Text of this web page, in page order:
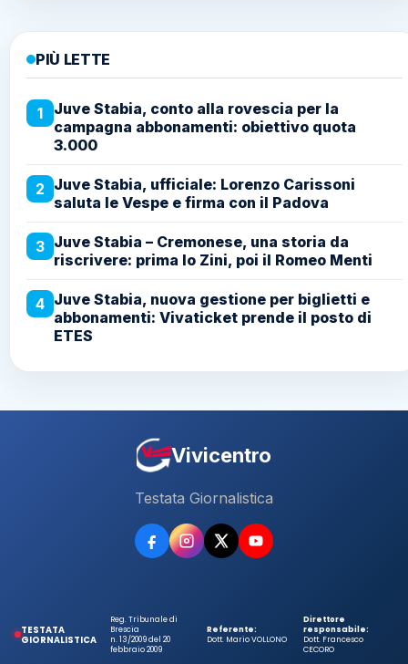
PIÙ LETTE
1
Juve Stabia, conto alla rovescia per la
campagna abbonamenti: obiettivo quota
3.000
2 Juve Stabia, ufficiale: Lorenzo Carissoni
saluta le Vespe e firma con il Padova
3 Juve Stabia – Cremonese, una storia da
riscrivere: prima lo Zini, poi il Romeo Menti
4 Juve Stabia, nuova gestione per biglietti e
abbonamenti: Vivaticket prende il posto di
ETES
Vivicentro
Testata Giornalistica
TESTATA
GIORNALISTICA
Reg. Tribunale di
Brescia
n. 13/2009 del 20
febbraio 2009
Referente:
Dott. Mario VOLLONO
Direttore
responsabile:
Dott. Francesco
CECORO